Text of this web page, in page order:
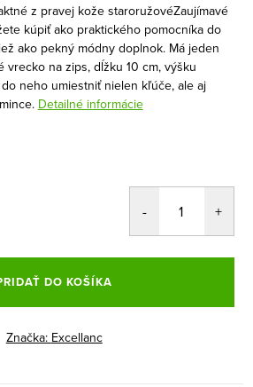
z pravej kože staroružovéZaujímavé
kúpiť ako praktického pomocníka do
ako pekný módny doplnok. Má jeden
vrecko na zips, dĺžku 10 cm, výšku
neho umiestniť nielen kľúče, ale aj
Detailné informácie
DO KOŠÍKA
Značka: Excellanc